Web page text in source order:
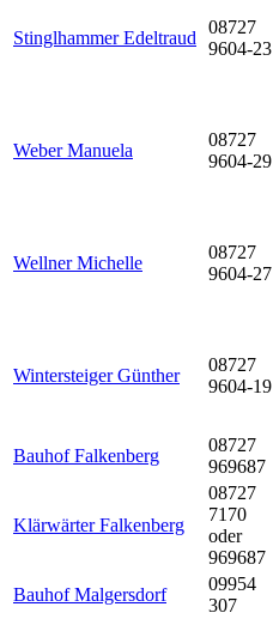
Stinglhammer Edeltraud
08727
9604-23
Weber Manuela
08727
9604-29
Wellner Michelle
08727
9604-27
Wintersteiger Günther
08727
9604-19
Bauhof Falkenberg
08727
969687
Klärwärter Falkenberg
08727
7170
oder
969687
Bauhof Malgersdorf
09954
307